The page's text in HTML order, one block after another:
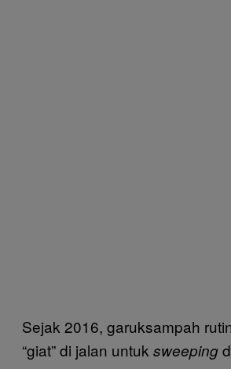
Sejak 2016, garuksampah
“giat” di jalan untuk sweeping